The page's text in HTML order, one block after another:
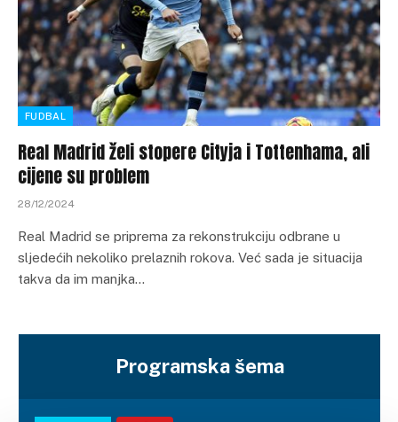
FUDBAL
Real Madrid želi stopere Cityja i Tottenhama, ali
cijene su problem
28/12/2024
Real Madrid se priprema za rekonstrukciju odbrane u
sljedećih nekoliko prelaznih rokova. Već sada je situacija
takva da im manjka…
Programska šema